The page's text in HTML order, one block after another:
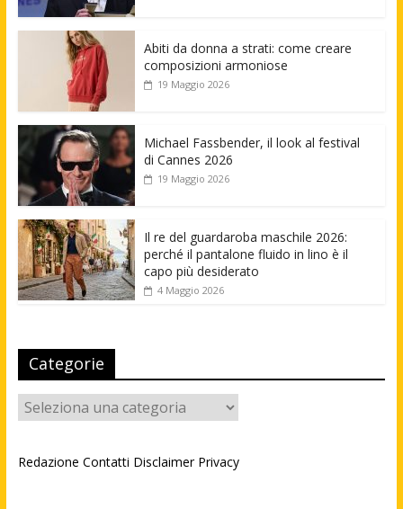
Abiti da donna a strati: come creare
composizioni armoniose
19 Maggio 2026
Michael Fassbender, il look al festival
di Cannes 2026
19 Maggio 2026
Il re del guardaroba maschile 2026:
perché il pantalone fluido in lino è il
capo più desiderato
4 Maggio 2026
Categorie
Categorie
Redazione Contatti Disclaimer Privacy